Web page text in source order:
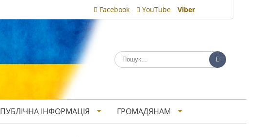
Facebook YouTube Viber
ПУБЛІЧНА ІНФОРМАЦІЯ ГРОМАДЯНАМ